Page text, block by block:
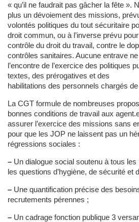
« qu’il ne faudrait pas gâcher la fête ».
plus un dévoiement des missions,
volontés politiques du tout sécuritaire
droit commun, ou à l’inverse prévu
contrôle du droit du travail, contre le
contrôles sanitaires. Aucune entrave
l’encontre de l’exercice des politiques
textes, des prérogatives et des
habilitations des personnels chargés
La CGT formule de nombreuses
bonnes conditions de travail aux
assurer l’exercice des missions sans
pour que les JOP ne laissent pas un
régressions sociales :
– Un dialogue social soutenu à tous
les questions d’hygiène, de sécurité et
– Une quantification précise des
recrutements pérennes ;
– Un cadrage fonction publique 3